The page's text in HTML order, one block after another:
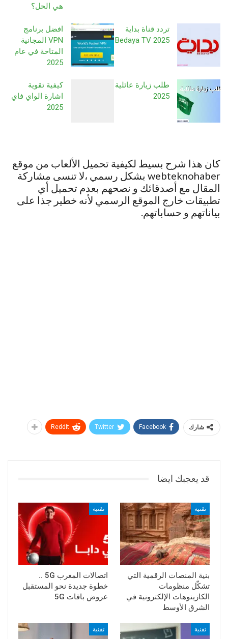
هي الحل؟
تردد قناة بداية
Bedaya TV 2025
افضل برنامج
VPN المجانية
المتاحة في عام
2025
طلب زيارة عائلية
2025
كيفية تقوية
اشارة الواي فاي
2025
كان هذا شرح بسيط لكيفية تحميل الألعاب من موقع
webteknohaber بشكل رسمي ،لا تنسى مشاركة
المقال مع أصدقائك و نصحهم بعدم تحميل أي
تطبيقات خارج الموقع الرسمي لأنه خطير جذا على
بياناتهم و حساباتهم.
شارك Facebook
Twitter
ReddIt
قد يعجبك ايضا
تقنية
بنية المنصات الرقمية التي
تشكّل منظومات
الكازينوهات الإلكترونية في
الشرق الأوسط
تقنية
اتصالات المغرب 5G ..
خطوة جديدة نحو المستقبل
عروض باقات 5G
تقنية تقنية